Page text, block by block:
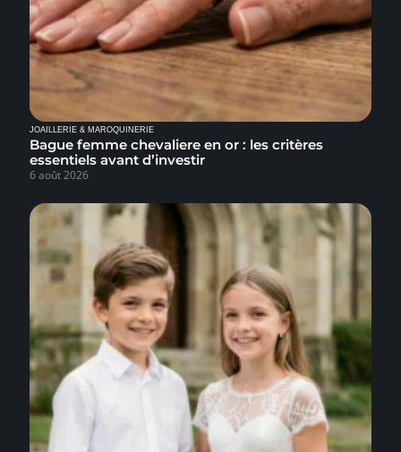
JOAILLERIE & MAROQUINERIE
Bague femme chevaliere en or : les critères
essentiels avant d’investir
6 août 2026